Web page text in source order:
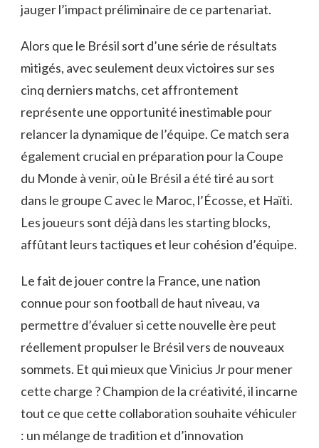
jauger l’impact préliminaire de ce partenariat.
Alors que le Brésil sort d’une série de résultats
mitigés, avec seulement deux victoires sur ses
cinq derniers matchs, cet affrontement
représente une opportunité inestimable pour
relancer la dynamique de l’équipe. Ce match sera
également crucial en préparation pour la Coupe
du Monde à venir, où le Brésil a été tiré au sort
dans le groupe C avec le Maroc, l’Écosse, et Haïti.
Les joueurs sont déjà dans les starting blocks,
affûtant leurs tactiques et leur cohésion d’équipe.
Le fait de jouer contre la France, une nation
connue pour son football de haut niveau, va
permettre d’évaluer si cette nouvelle ère peut
réellement propulser le Brésil vers de nouveaux
sommets. Et qui mieux que Vinicius Jr pour mener
cette charge ? Champion de la créativité, il incarne
tout ce que cette collaboration souhaite véhiculer
: un mélange de tradition et d’innovation